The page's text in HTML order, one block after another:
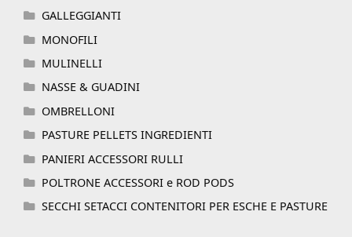
GALLEGGIANTI
MONOFILI
MULINELLI
NASSE & GUADINI
OMBRELLONI
PASTURE PELLETS INGREDIENTI
PANIERI ACCESSORI RULLI
POLTRONE ACCESSORI e ROD PODS
SECCHI SETACCI CONTENITORI PER ESCHE E PASTURE